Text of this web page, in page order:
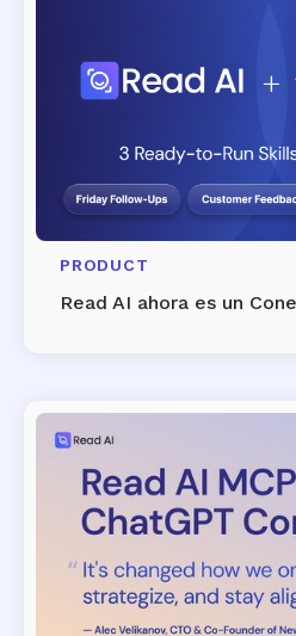
PRODUCT
Read AI ahora es un